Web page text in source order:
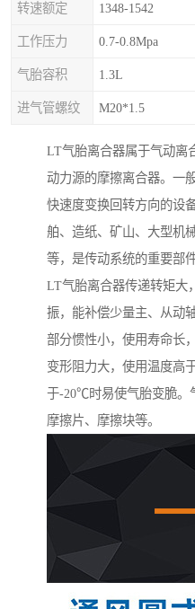
转速额定 1348-1542
工作压力 0.7-0.8Mpa
气胎容积 1.3L
进气管螺纹 M20*1.5
LT气胎离合器属于气动离
动力源的摩擦离合器。一
快速度变换回转方向的设
舶、造纸、矿山、大型机
等，是传动系统的重要部件
LT气胎离合器传递转矩大
振，能补偿少量主、从动
部分惯性小，使用寿命长
变形阻力大，使用温度高
于-20℃时易使气胎变脆。
摩擦片、摩擦块等。